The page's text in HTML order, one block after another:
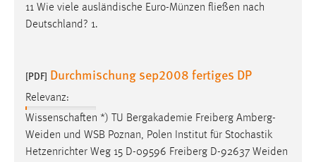
11 Wie viele ausländische Euro-Münzen fließen nach
Deutschland? 1.
[PDF] Durchmischung sep2008 fertiges DP
Relevanz:
Wissenschaften *) TU Bergakademie Freiberg Amberg-
Weiden und WSB Poznan, Polen Institut für Stochastik
Hetzenrichter Weg 15 D-09596 Freiberg D-92637 Weiden